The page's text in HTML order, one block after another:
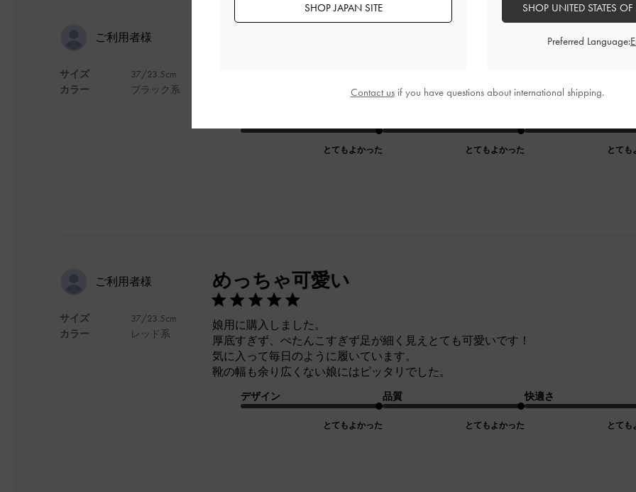
ご利用者様
サイズ
カラー
37/23.5cm
ブラック系
どんな服にも合わせれて使いやすいです。
とてもよかった とてもよかった とても
ご利用者様
サイズ
カラー
37/23.5cm
レッド系
めっちゃ可愛い
娘用に購入しました。
厚底すぎず、ぺたんこすぎず足が細く見えとても可愛いです！
気に入って毎日のように履いています。
靴の幅も余り広くない娘にはピッタリでした。
デザイン
とてもよかった
品質
とてもよかった
快適さ
とても
SHOP JAPAN SITE SHOP UNITED STATES
Preferred Language:
Contact usif you have questions about international shipping.